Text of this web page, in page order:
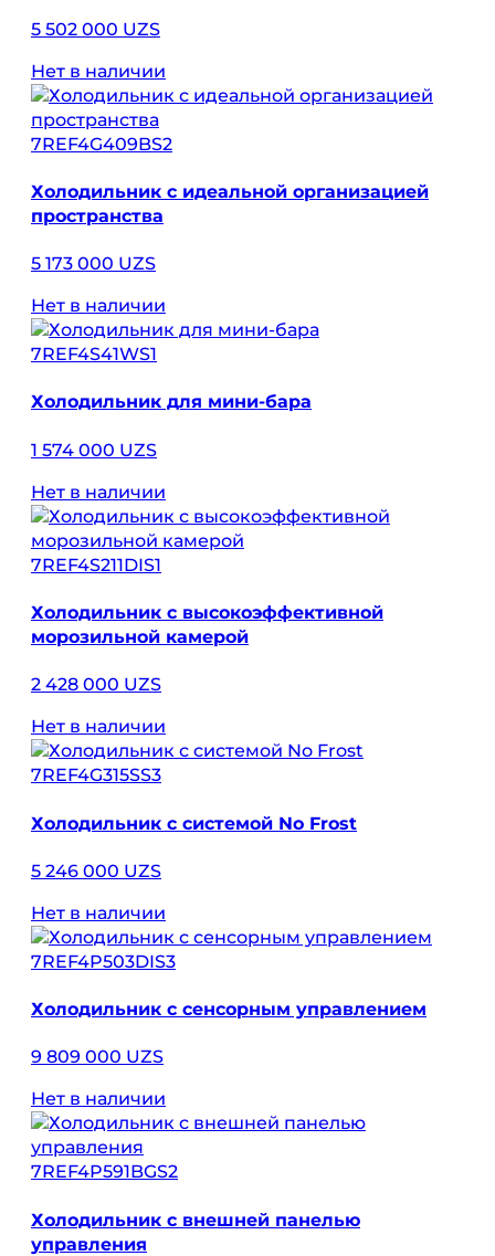
5 502 000 UZS
Нет в наличии
7REF4G409BS2
Холодильник с идеальной организацией
пространства
5 173 000 UZS
Нет в наличии
7REF4S41WS1
Холодильник для мини-бара
1 574 000 UZS
Нет в наличии
7REF4S211DIS1
Холодильник с высокоэффективной
морозильной камерой
2 428 000 UZS
Нет в наличии
7REF4G315SS3
Холодильник с системой No Frost
5 246 000 UZS
Нет в наличии
7REF4P503DIS3
Холодильник с сенсорным управлением
9 809 000 UZS
Нет в наличии
7REF4P591BGS2
Холодильник с внешней панелью
управления